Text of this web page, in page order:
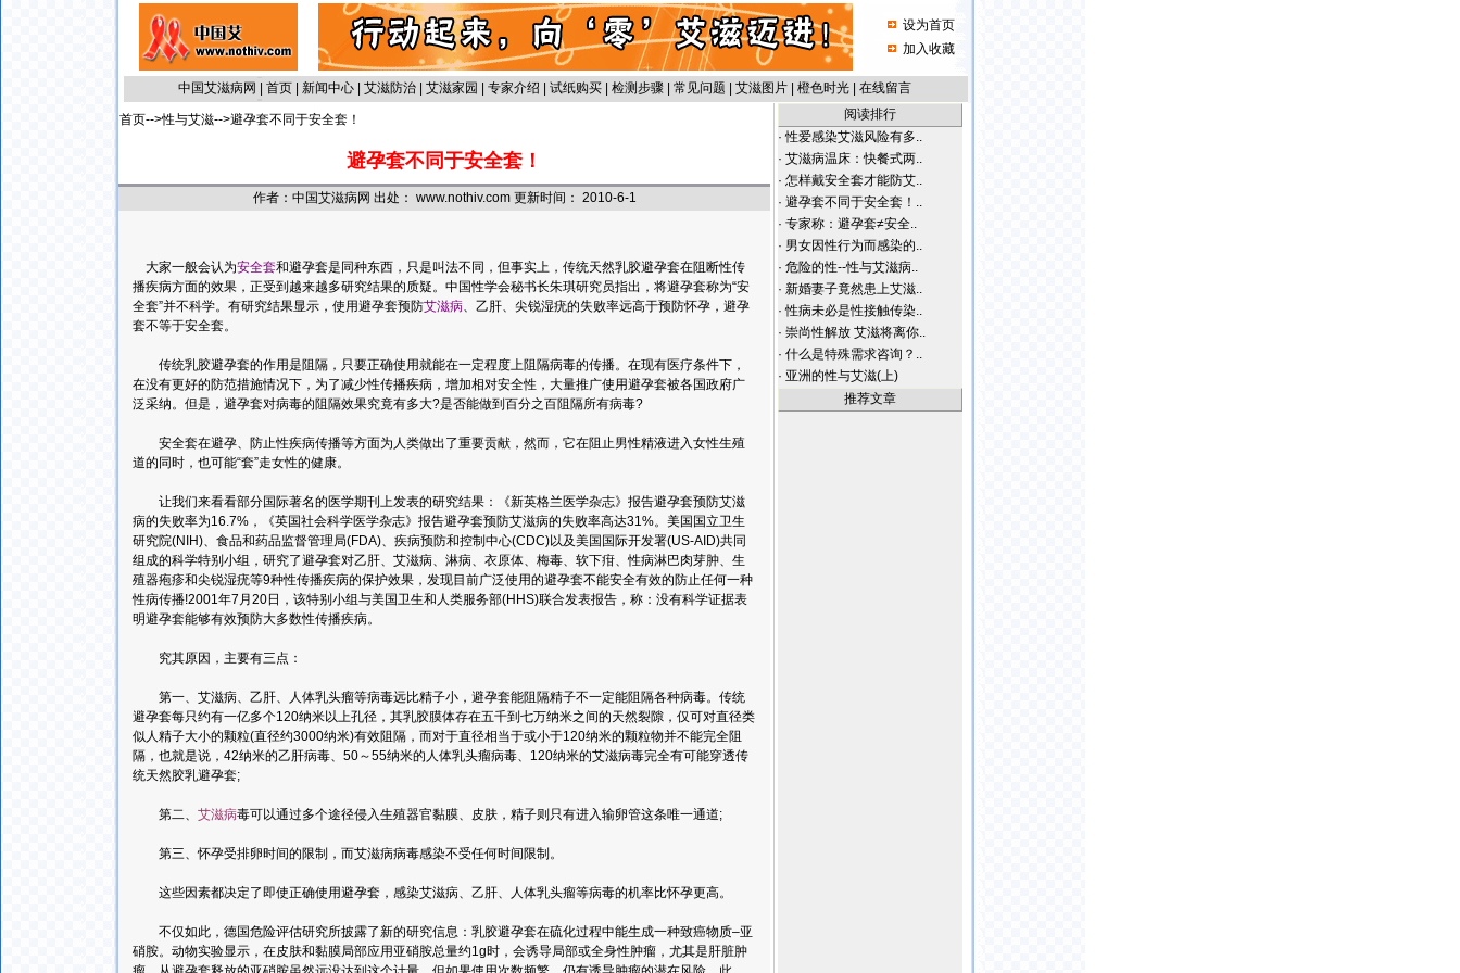
设为首页
加入收藏
中国艾滋病网 首页 新闻中心 艾滋防治 艾滋家园 专家介绍 试纸购买 检测步骤 常见问题 艾滋图片 橙色时光 在线留言
首页-->性与艾滋-->避孕套不同于安全套！
避孕套不同于安全套！
作者：中国艾滋病网 出处： www.nothiv.com 更新时间： 2010-6-1
大家一般会认为安全套和避孕套是同种东西，只是叫法不同，但事实上，传统天然乳胶避孕套在阻断性传
播疾病方面的效果，正受到越来越多研究结果的质疑。中国性学会秘书长朱琪研究员指出，将避孕套称为“安
全套”并不科学。有研究结果显示，使用避孕套预防艾滋病、乙肝、尖锐湿疣的失败率远高于预防怀孕，避孕
套不等于安全套。
传统乳胶避孕套的作用是阻隔，只要正确使用就能在一定程度上阻隔病毒的传播。在现有医疗条件下，
在没有更好的防范措施情况下，为了减少性传播疾病，增加相对安全性，大量推广使用避孕套被各国政府广
泛采纳。但是，避孕套对病毒的阻隔效果究竟有多大?是否能做到百分之百阻隔所有病毒?
安全套在避孕、防止性疾病传播等方面为人类做出了重要贡献，然而，它在阻止男性精液进入女性生殖
道的同时，也可能“套”走女性的健康。
让我们来看看部分国际著名的医学期刊上发表的研究结果：《新英格兰医学杂志》报告避孕套预防艾滋
病的失败率为16.7%，《英国社会科学医学杂志》报告避孕套预防艾滋病的失败率高达31%。美国国立卫生
研究院(NIH)、食品和药品监督管理局(FDA)、疾病预防和控制中心(CDC)以及美国国际开发署(US-AID)共同
组成的科学特别小组，研究了避孕套对乙肝、艾滋病、淋病、衣原体、梅毒、软下疳、性病淋巴肉芽肿、生
殖器疱疹和尖锐湿疣等9种性传播疾病的保护效果，发现目前广泛使用的避孕套不能安全有效的防止任何一种
性病传播!2001年7月20日，该特别小组与美国卫生和人类服务部(HHS)联合发表报告，称：没有科学证据表
明避孕套能够有效预防大多数性传播疾病。
究其原因，主要有三点：
第一、艾滋病、乙肝、人体乳头瘤等病毒远比精子小，避孕套能阻隔精子不一定能阻隔各种病毒。传统
避孕套每只约有一亿多个120纳米以上孔径，其乳胶膜体存在五千到七万纳米之间的天然裂隙，仅可对直径类
似人精子大小的颗粒(直径约3000纳米)有效阻隔，而对于直径相当于或小于120纳米的颗粒物并不能完全阻
隔，也就是说，42纳米的乙肝病毒、50～55纳米的人体乳头瘤病毒、120纳米的艾滋病毒完全有可能穿透传
统天然胶乳避孕套;
第二、 艾滋病毒可以通过多个途径侵入生殖器官黏膜、皮肤，精子则只有进入输卵管这条唯一通道;
第三、怀孕受排卵时间的限制，而艾滋病病毒感染不受任何时间限制。
这些因素都决定了即使正确使用避孕套，感染艾滋病、乙肝、人体乳头瘤等病毒的机率比怀孕更高。
不仅如此，德国危险评估研究所披露了新的研究信息：乳胶避孕套在硫化过程中能生成一种致癌物质–亚
硝胺。动物实验显示，在皮肤和黏膜局部应用亚硝胺总量约1g时，会诱导局部或全身性肿瘤，尤其是肝脏肿
阅读排行
·性爱感染艾滋风险有多..
· 艾滋病温床：快餐式两..
· 怎样戴安全套才能防艾..
· 避孕套不同于安全套！..
· 专家称：避孕套≠安全..
· 男女因性行为而感染的..
· 危险的性--性与艾滋病..
· 新婚妻子竟然患上艾滋..
·性病未必是性接触传染..
· 崇尚性解放 艾滋将离你..
· 什么是特殊需求咨询？..
· 亚洲的性与艾滋(上)
推荐文章